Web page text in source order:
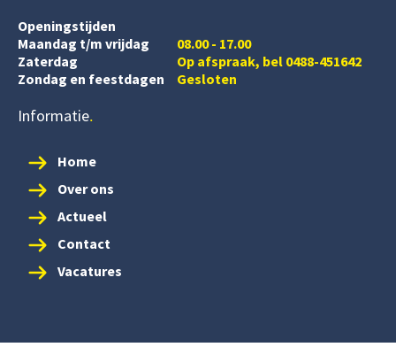
Openingstijden
Maandag t/m vrijdag
08.00 - 17.00
Zaterdag
Op afspraak, bel 0488-451642
Zondag en feestdagen
Gesloten
Informatie
Home
Over ons
Actueel
Contact
Vacatures